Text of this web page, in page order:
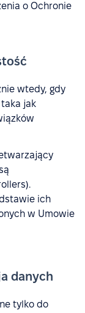
o Ochronie
wtedy, gdy
jak
ich
w Umowie
danych
tylko do